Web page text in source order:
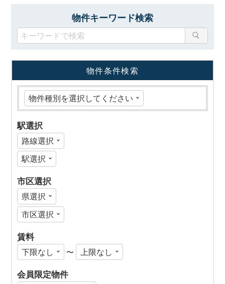
物件キーワード検索
物件条件検索
駅選択
市区選択
賃料
〜
会員限定物件